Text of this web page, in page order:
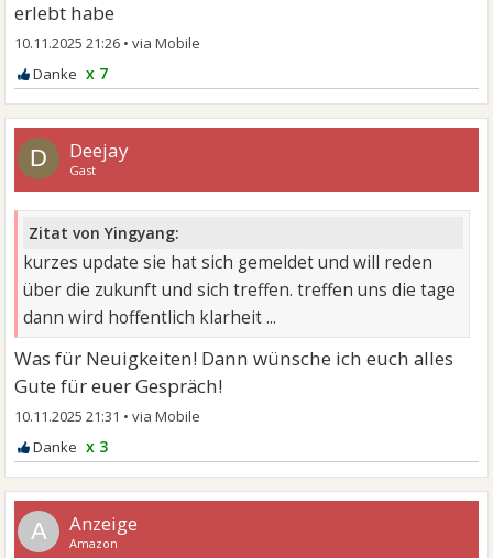
erlebt habe
10.11.2025 21:26 •
x 7
D Deejay
Gast
Zitat von Yingyang:
kurzes update sie hat sich gemeldet und will reden
über die zukunft und sich treffen. treffen uns die tage
dann wird hoffentlich klarheit ...
Was für Neuigkeiten! Dann wünsche ich euch alles
Gute für euer Gespräch!
10.11.2025 21:31 •
x 3
A